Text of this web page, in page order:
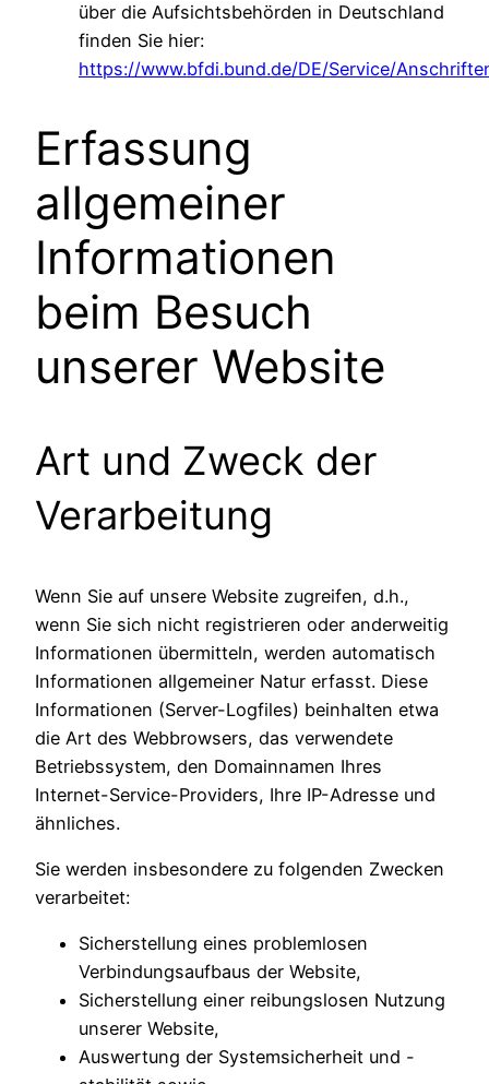
über die Aufsichtsbehörden in Deutschland
finden Sie hier:
https://www.bfdi.bund.de/DE/Service/
Erfassung
allgemeiner
Informationen
beim Besuch
unserer Website
Art und Zweck der
Verarbeitung
Wenn Sie auf unsere Website zugreifen, d.h.,
wenn Sie sich nicht registrieren oder anderweitig
Informationen übermitteln, werden automatisch
Informationen allgemeiner Natur erfasst. Diese
Informationen (Server-Logfiles) beinhalten etwa
die Art des Webbrowsers, das verwendete
Betriebssystem, den Domainnamen Ihres
Internet-Service-Providers, Ihre IP-Adresse und
ähnliches.
Sie werden insbesondere zu folgenden Zwecken
verarbeitet:
Sicherstellung eines problemlosen
Verbindungsaufbaus der Website,
Sicherstellung einer reibungslosen Nutzung
unserer Website,
Auswertung der Systemsicherheit und -